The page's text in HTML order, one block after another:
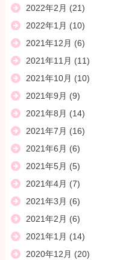
2022年2月 (21)
2022年1月 (10)
2021年12月 (6)
2021年11月 (11)
2021年10月 (10)
2021年9月 (9)
2021年8月 (14)
2021年7月 (16)
2021年6月 (6)
2021年5月 (5)
2021年4月 (7)
2021年3月 (6)
2021年2月 (6)
2021年1月 (14)
2020年12月 (20)